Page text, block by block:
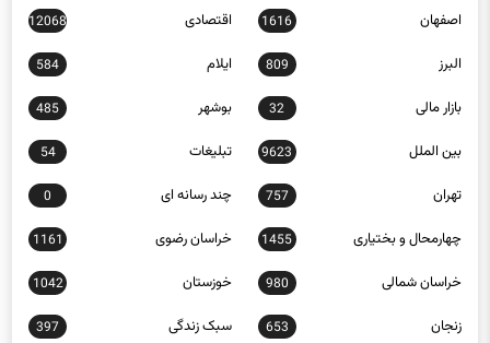
البرز 809 ایلام 584
بازار مالی 32 بوشهر 485
بین الملل 9623 تبلیغات 54
تهران 757 چند رسانه ای 0
چهارمحال و بختیاری 1455 خراسان رضوی 1161
خراسان شمالی 980 خوزستان 1042
زنجان 653 سبک زندگی 397
سلامت 4877 سمنان 1185